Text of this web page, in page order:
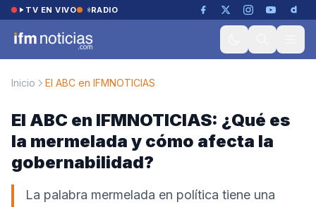
Saltar al contenido
TV EN VIVO RADIO
Inicio El ABC en IFMNOTICIAS
El ABC en IFMNOTICIAS: ¿Qué es
la mermelada y cómo afecta la
gobernabilidad?
La palabra mermelada en política tiene una